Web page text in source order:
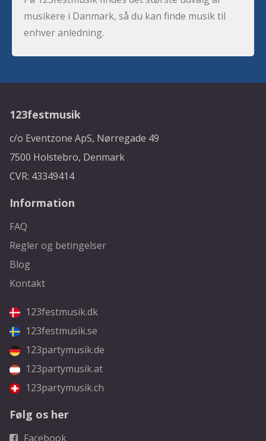
musikere i Danmark, så du kan finde musik til
enhver anledning.
123festmusik
c/o Eventzone ApS, Nørregade 49
7500 Holstebro, Denmark
CVR: 43349414
Information
FAQ
Regler og betingelser
Blog
Kontakt
123festmusik.dk
123festmusik.se
123partymusik.de
123partymusik.at
123partymusik.ch
Følg os her
Facebook